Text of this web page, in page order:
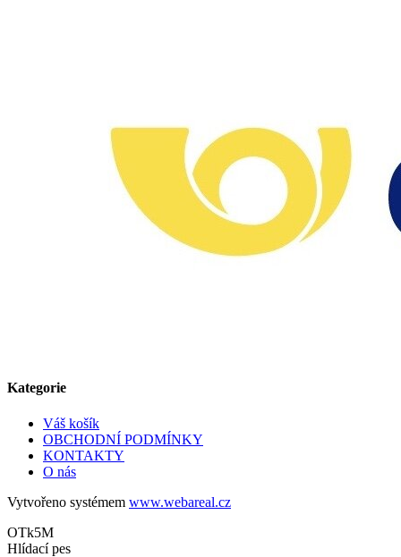
Kategorie
Váš košík
OBCHODNÍ PODMÍNKY
KONTAKTY
O nás
Vytvořeno systémem www.webareal.cz
OTk5M
Hlídací pes